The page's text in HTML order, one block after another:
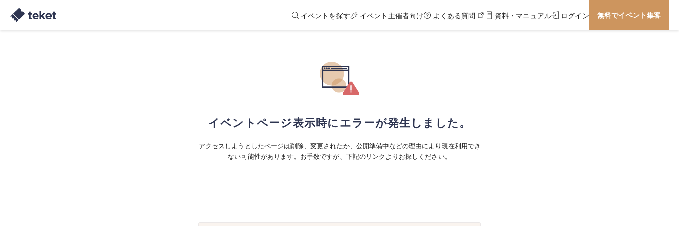
イベントを探す イベント主催者向け よくある質問 資料・マニュアル ログイン 無料でイベント集客
イベントページ表示時にエラーが発生しました。
アクセスしようとしたページは削除、変更されたか、公開準備中などの理由により現在利用でき
ない可能性があります。お手数ですが、下記のリンクよりお探しください。